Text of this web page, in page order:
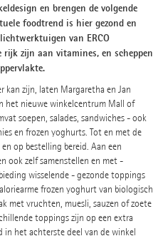
en brengen de volgende
foodtrend is hier gezond en
van ERCO
rijk zijn aan vitamines, en scheppen
kan zijn, laten Margaretha en Jan
het nieuwe winkelcentrum Mall of
soepen, salades, sandwiches - ook
en frozen yoghurts. Tot en met de
op bestelling bereid. Aan een
ook zelf samenstellen en met -
wisselende - gezonde toppings
frozen yoghurt van biologisch
met vruchten, muesli, sauzen of zoete
toppings zijn op een extra
in het achterste deel van de winkel